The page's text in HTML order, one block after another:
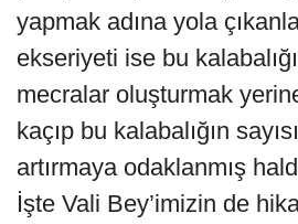
yapmak adına yola
ekseriyeti ise bu
mecralar oluşturmak
kaçıp bu kalabalığın
artırmaya odaklanmış
İşte Vali Bey’imizin de